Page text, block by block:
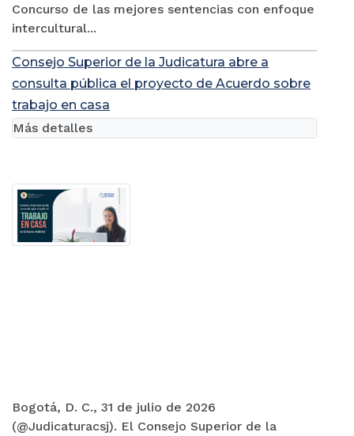
Concurso de las mejores sentencias con enfoque
intercultural...
Consejo Superior de la Judicatura abre a
consulta pública el proyecto de Acuerdo sobre
trabajo en casa
Bogotá, D. C., 31 de julio de 2026
(@Judicaturacsj). El Consejo Superior de la
Más detalles